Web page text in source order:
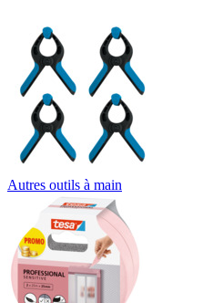
Autres outils à main